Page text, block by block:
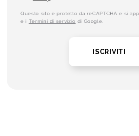
Questo sito è protetto da reCAPTCHA e si
e i Termini di servizio di Google.
ISCRIVITI